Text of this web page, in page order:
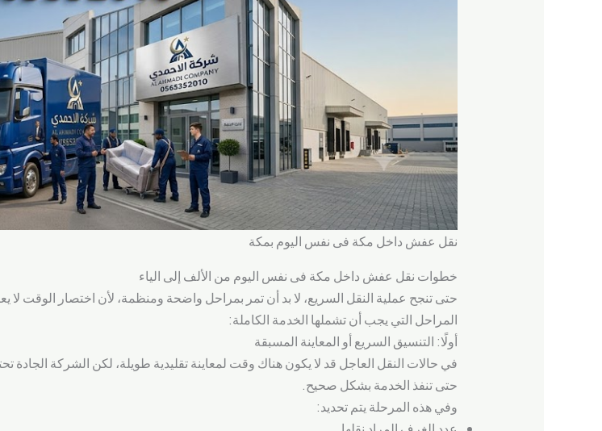
نقل عفش داخل مكة فى نفس اليوم بمكة
خطوات نقل عفش داخل مكة فى نفس اليوم من الألف إلى الياء
حتى تنجح عملية النقل السريع، لا بد أن تمر بمراحل واضحة ومنظمة، لأن اختصار الوقت لا
المراحل التي يجب أن تشملها الخدمة الكاملة:
أولًا: التنسيق السريع أو المعاينة المسبقة
في حالات النقل العاجل قد لا يكون هناك وقت لمعاينة تقليدية طويلة، لكن الشركة الجادة
حتى تنفذ الخدمة بشكل صحيح.
وفي هذه المرحلة يتم تحديد: